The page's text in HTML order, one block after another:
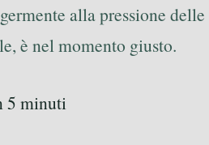
alla pressione delle
è nel momento giusto.
5 minuti